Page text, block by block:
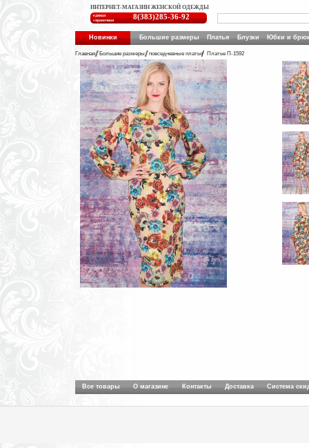
ИНТЕРНЕТ-МАГАЗИН ЖЕНСКОЙ ОДЕЖДЫ
единая
справочная
8(383)285-36-92
Новинки Большие размеры Платья Блузки Юбки и
Главная Большие размеры повседневные платья Платье П-1592
Все товары О магазине Контакты Доставка Система